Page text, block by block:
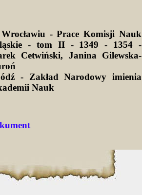
- Prace Komisji Nauk
- tom II - 1349 - 1354 -
Cetwiński, Janina Gilewska-
- Zakład Narodowy imienia
Nauk